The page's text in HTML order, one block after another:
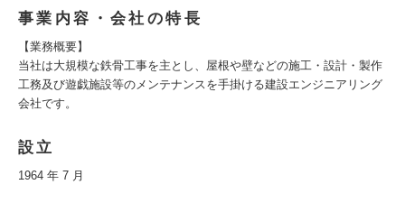
事業内容・会社の特長
【業務概要】
当社は大規模な鉄骨工事を主とし、屋根や壁などの施工・設計・製作
工務及び遊戯施設等のメンテナンスを手掛ける建設エンジニアリング
会社です。
設立
1964 年 7 月